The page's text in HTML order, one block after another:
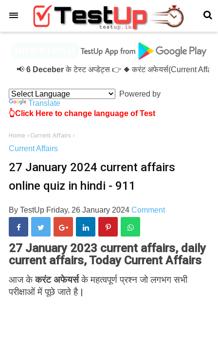
6 Deceberके टेस्ट अप्डेट्स 👉 ◆ करंट अफेयर्स(Current Affairs)-
Powered by
Translate
👆Click Here to change language of Test
Home › Current Affairs ›
Current Affairs
27 January 2024 current affairs
online quiz in hindi - 911
By TestUp Friday, 26 January 2024 Comment
27 January 2023 current affairs, daily
current affairs, Today Current Affairs
आज केकरंट अफेयर्सके महत्वपूर्ण प्रश्न जो लगभग सभी
परीक्षाओं में पूछे जाते है |